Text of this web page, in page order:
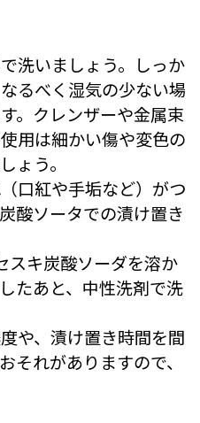
洗いましょう。しっか
るべく湿気の少ない場
。クレンザーや金属束
用は細かい傷や変色の
ょう。
口紅や手垢など）がつ
酸ソータでの漬け置き
スキ炭酸ソーダを溶か
たあと、中性洗剤で洗
や、漬け置き時間を間
それがありますので、